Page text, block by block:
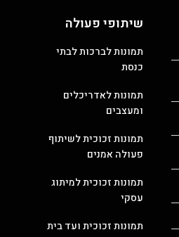
שיתופי פעולה
תמונות לברכות לבתי
כנסת
תמונות לאדריכלים
ומעצבים
תמונות זכוכית לשיתוף
פעולה אמנים
תמונות זכוכית למיתוג
עסקי
תמונות זכוכית ועד בית